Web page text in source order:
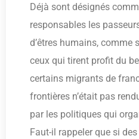
Déjà sont désignés
responsables les
d’êtres humains, comme
ceux qui tirent profit du
certains migrants de
frontières n’était pas
par les politiques qui
Faut-il rappeler que si